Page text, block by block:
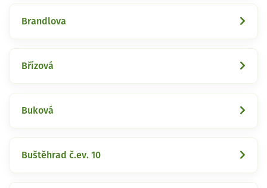
Brandlova
Břízová
Buková
Buštěhrad č.ev. 10